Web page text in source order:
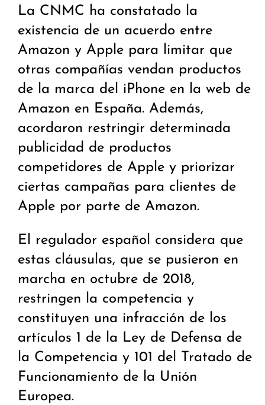
La CNMC ha constatado la
existencia de un acuerdo entre
Amazon y Apple para limitar que
otras compañías vendan productos
de la marca del iPhone en la web de
Amazon en España. Además,
acordaron restringir determinada
publicidad de productos
competidores de Apple y priorizar
ciertas campañas para clientes de
Apple por parte de Amazon.
El regulador español considera que
estas cláusulas, que se pusieron en
marcha en octubre de 2018,
restringen la competencia y
constituyen una infracción de los
artículos 1 de la Ley de Defensa de
la Competencia y 101 del Tratado de
Funcionamiento de la Unión
Europea.